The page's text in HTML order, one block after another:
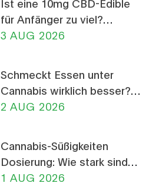
für Anfänger zu viel?
Dosierungs-Ratgeber
3 AUG 2026
Schmeckt Essen unter
Cannabis wirklich besser?
Die Wissenschaft dahinter
2 AUG 2026
Cannabis-Süßigkeiten
Dosierung: Wie stark sind
THC-Gummis und
1 AUG 2026